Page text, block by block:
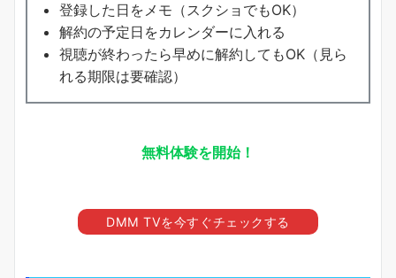
登録した日をメモ（スクショでもOK）
解約の予定日をカレンダーに入れる
視聴が終わったら早めに解約してもOK（見ら
れる期限は要確認）
無料体験を開始！
DMM TVを今すぐチェックする